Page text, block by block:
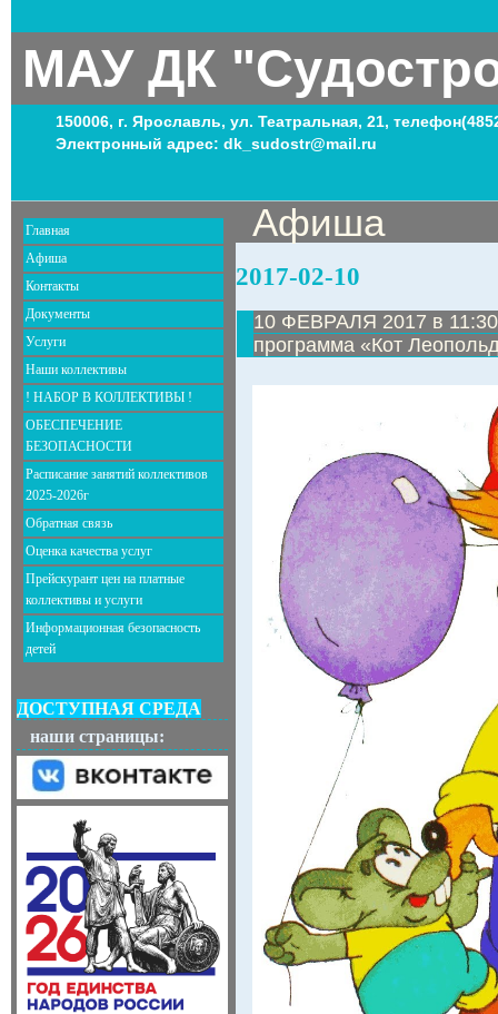
МАУ ДК
150006, г. Ярославль, ул. Театральная, 21,
Электронный адрес: dk_sudostr@mail.ru
Главная
Афиша
Контакты
Документы
Услуги
Наши коллективы
! НАБОР В КОЛЛЕКТИВЫ !
ОБЕСПЕЧЕНИЕ
БЕЗОПАСНОСТИ
Расписание занятий коллективов
2025-2026г
Обратная связь
Оценка качества услуг
Прейскурант цен на платные
коллективы и услуги
Информационная безопасность
детей
ДОСТУПНАЯ СРЕДА
наши страницы:
Афиша
2017-02-10
10 ФЕВРАЛЯ 2017 в 11:30
программа «Кот